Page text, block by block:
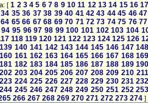
[1 2 3 4 5 6 7 8 9 10 11 12 13 14 15 16
34 35 36 37 38 39 40 41 42 43 44 45 46 47
64 65 66 67 68 69 70 71 72 73 74 75 76 77
94 95 96 97 98 99 100 101 102 103 104
118 119 120 121 122 123 124 125 126
139 140 141 142 143 144 145 146 147
160 161 162 163 164 165 166 167 168
181 182 183 184 185 186 187 188 189
202 203 204 205 206 207 208 209 210 211
223 224 225 226 227 228 229 230 231
244 245 246 247 248 249 250 251 252
266 267 268 269 270 271 272 273 274 ]